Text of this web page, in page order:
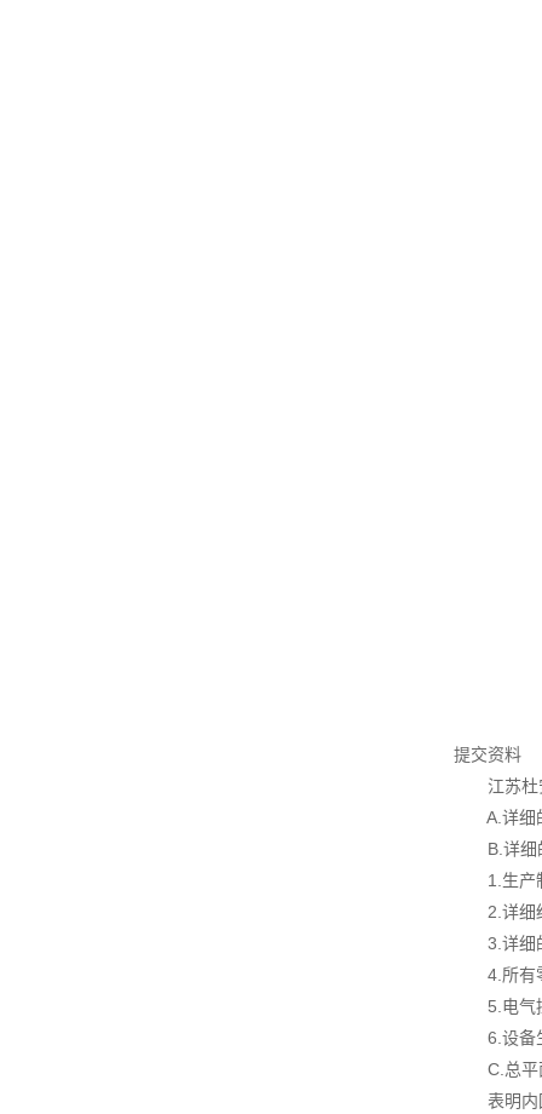
提交资料
江苏杜安
A.详细的
B.详细的
1.生产
2.详细结
3.详细的
4.所有
5.电气控
6.设备生
C.总平
表明内回